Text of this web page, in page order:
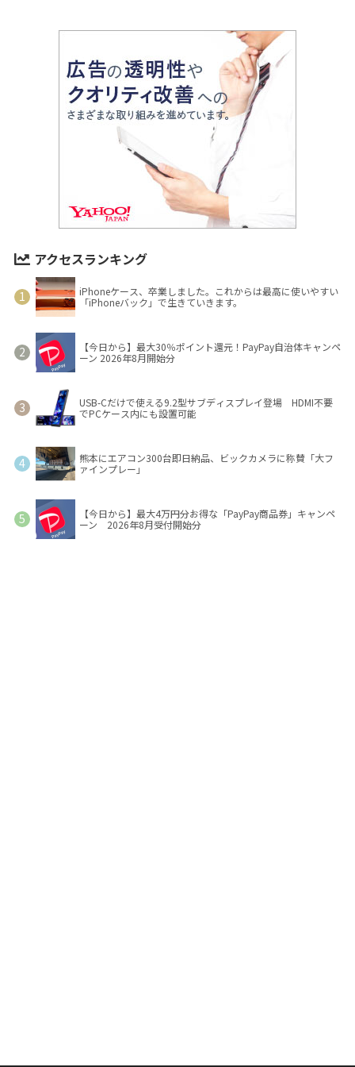
アクセスランキング
iPhoneケース、卒業しました。これからは最高に使いやすい
「iPhoneバック」で生きていきます。
【今日から】最大30％ポイント還元！PayPay自治体キャンペ
ーン 2026年8月開始分
USB-Cだけで使える9.2型サブディスプレイ登場 HDMI不要
でPCケース内にも設置可能
熊本にエアコン300台即日納品、ビックカメラに称賛「大フ
ァインプレー」
【今日から】最大4万円分お得な「PayPay商品券」キャンペ
ーン 2026年8月受付開始分